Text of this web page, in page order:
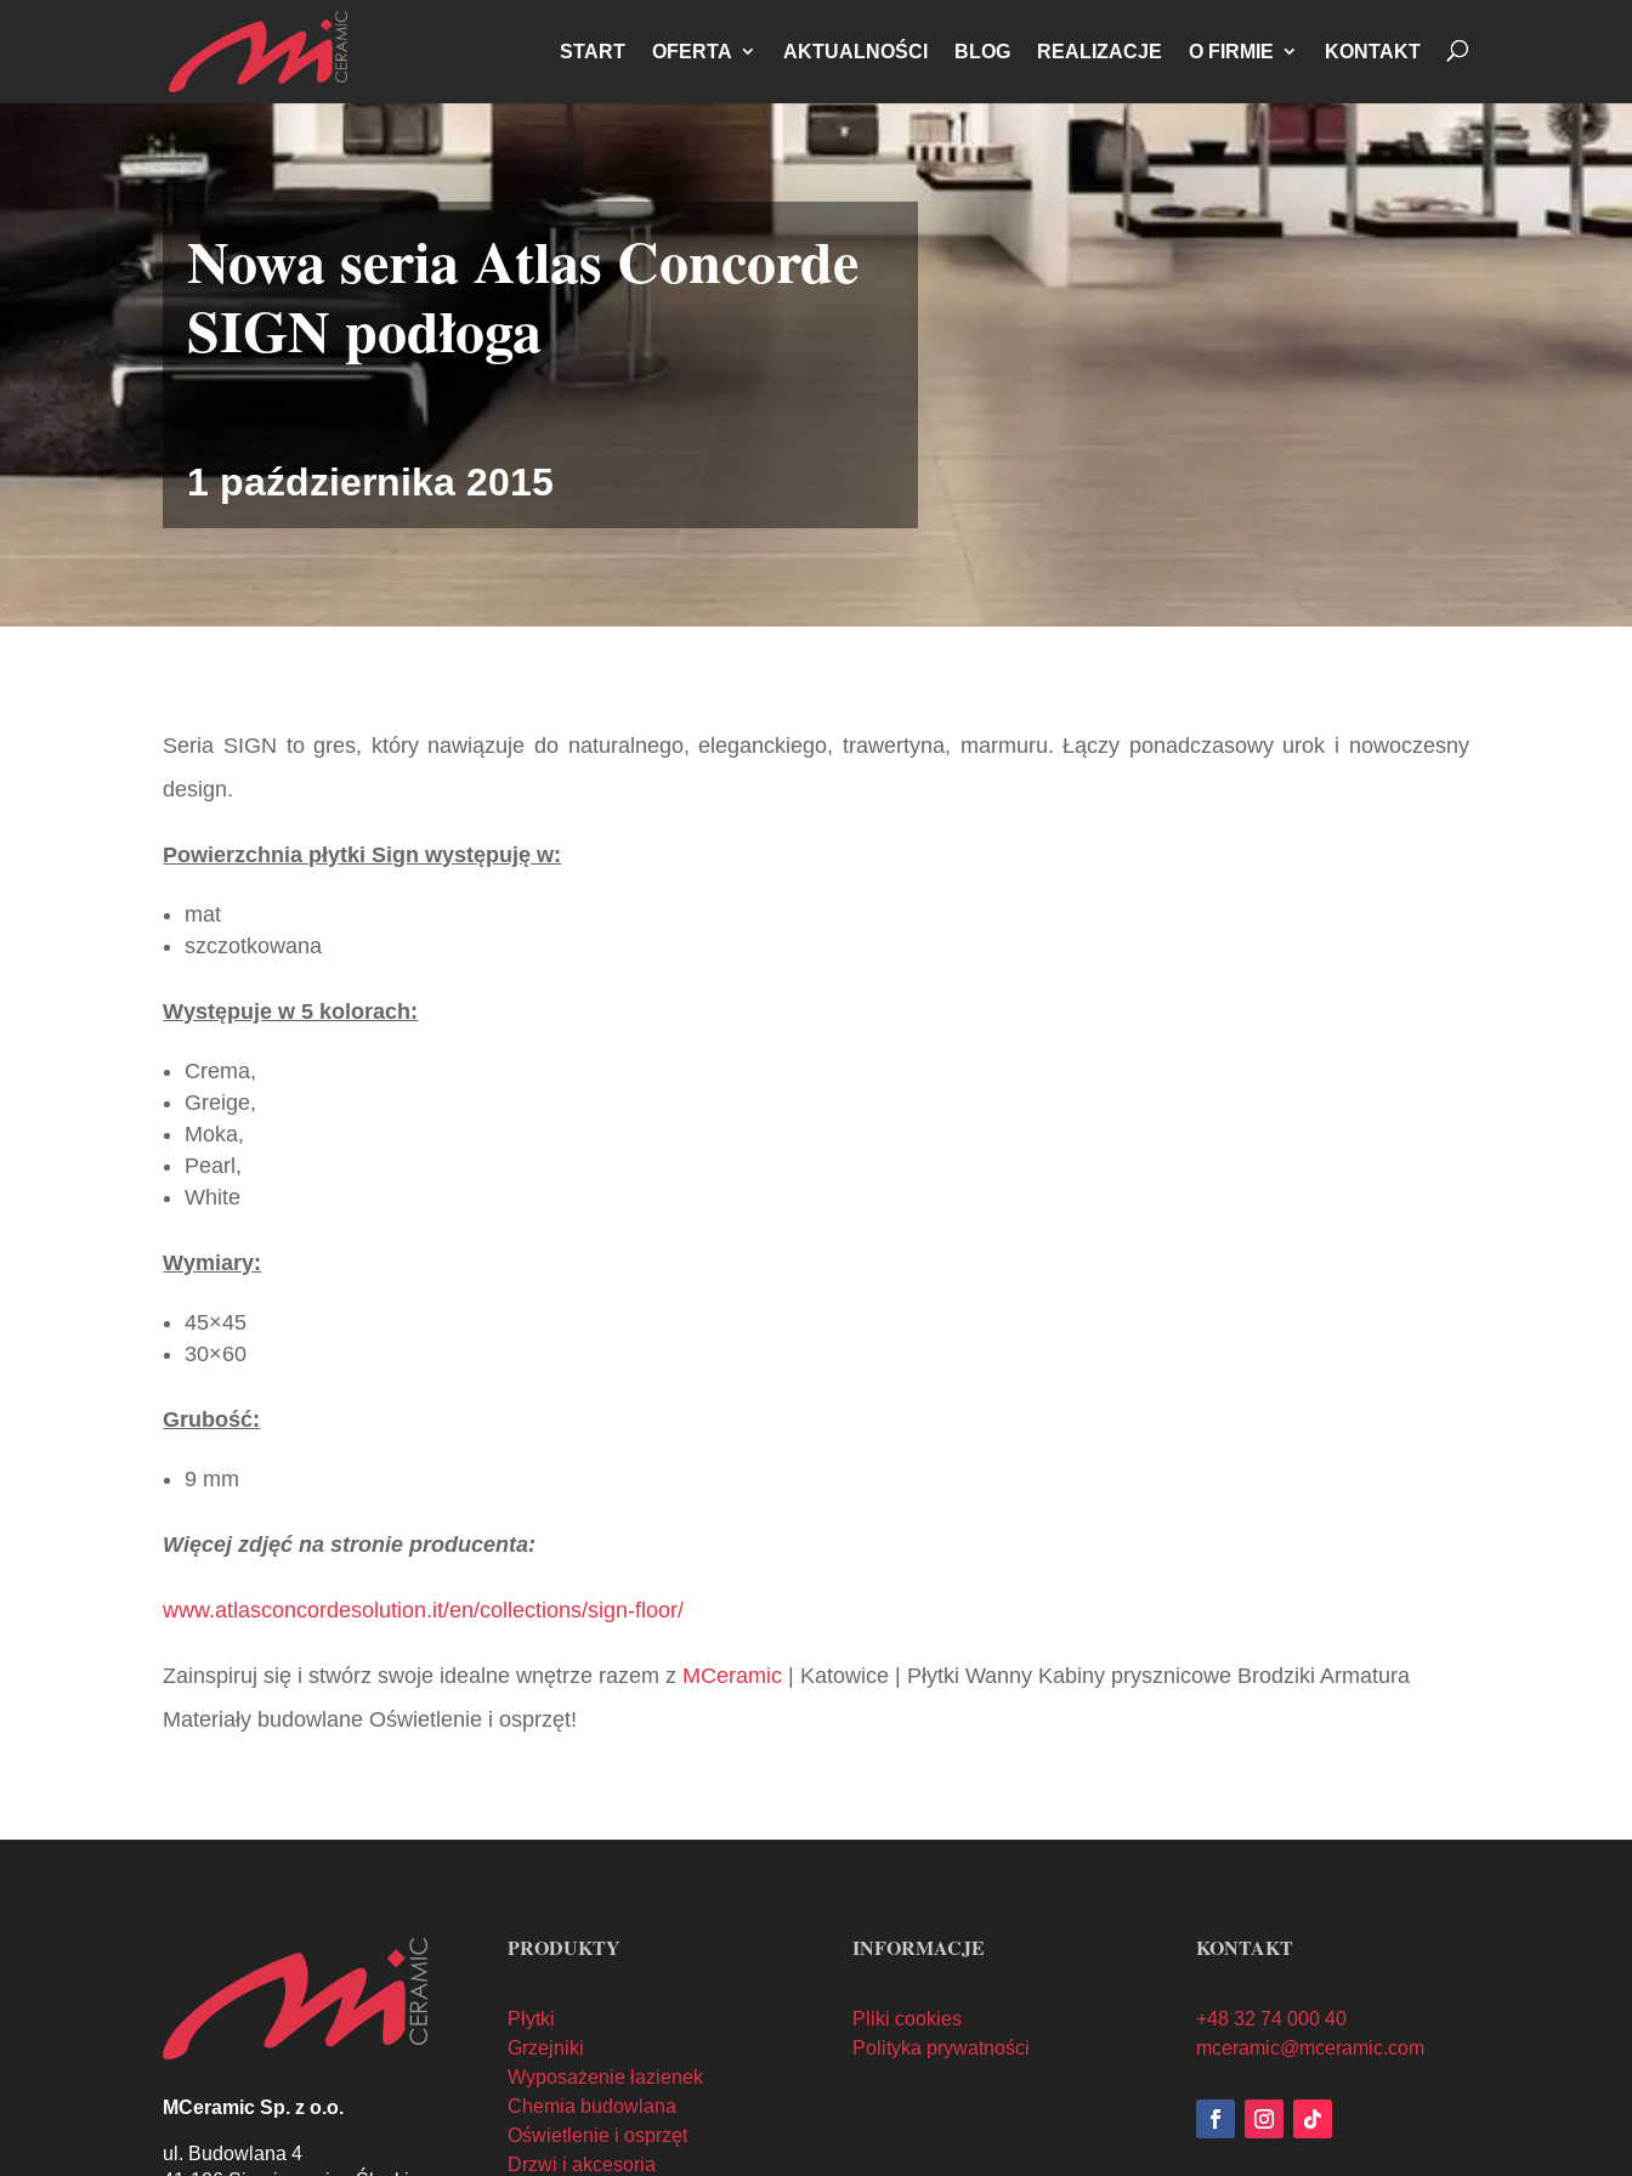
START OFERTA AKTUALNOŚCI BLOG REALIZACJE O FIRMIE KONTAKT
Nowa seria Atlas Concorde
SIGN podłoga
1 października 2015
Seria SIGN to gres, który nawiązuje do naturalnego, eleganckiego, trawertyna, marmuru. Łączy ponadczasowy urok i nowoczesny
design.
Powierzchnia płytki Sign występuję w:
mat
szczotkowana
Występuje w 5 kolorach:
Crema,
Greige,
Moka,
Pearl,
White
Wymiary:
45×45
30×60
Grubość:
9 mm
Więcej zdjęć na stronie producenta:
www.atlasconcordesolution.it/en/collections/sign-floor/
Zainspiruj się i stwórz swoje idealne wnętrze razem z MCeramic | Katowice | Płytki Wanny Kabiny prysznicowe Brodziki Armatura
Materiały budowlane Oświetlenie i osprzęt!
MCeramic Sp. z o.o.
ul. Budowlana 4
PRODUKTY
Płytki
Grzejniki
Wyposażenie łazienek
Chemia budowlana
Oświetlenie i osprzęt
Drzwi i akcesoria
INFORMACJE
Pliki cookies
Polityka prywatności
KONTAKT
+48 32 74 000 40
mceramic@mceramic.com